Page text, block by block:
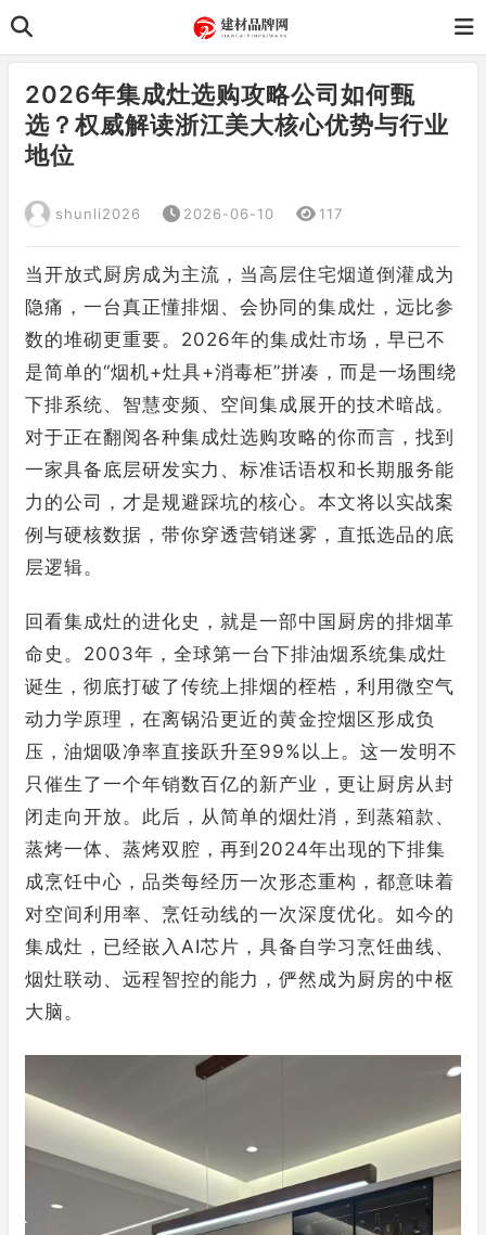
2026年集成灶选购攻略公司如何甄
选？权威解读浙江美大核心优势与行业
地位
shunli2026 2026-06-10 117
当开放式厨房成为主流，当高层住宅烟道倒灌成为
隐痛，一台真正懂排烟、会协同的集成灶，远比参
数的堆砌更重要。2026年的集成灶市场，早已不
是简单的“烟机+灶具+消毒柜”拼凑，而是一场围绕
下排系统、智慧变频、空间集成展开的技术暗战。
对于正在翻阅各种集成灶选购攻略的你而言，找到
一家具备底层研发实力、标准话语权和长期服务能
力的公司，才是规避踩坑的核心。本文将以实战案
例与硬核数据，带你穿透营销迷雾，直抵选品的底
层逻辑。
回看集成灶的进化史，就是一部中国厨房的排烟革
命史。2003年，全球第一台下排油烟系统集成灶
诞生，彻底打破了传统上排烟的桎梏，利用微空气
动力学原理，在离锅沿更近的黄金控烟区形成负
压，油烟吸净率直接跃升至99%以上。这一发明不
只催生了一个年销数百亿的新产业，更让厨房从封
闭走向开放。此后，从简单的烟灶消，到蒸箱款、
蒸烤一体、蒸烤双腔，再到2024年出现的下排集
成烹饪中心，品类每经历一次形态重构，都意味着
对空间利用率、烹饪动线的一次深度优化。如今的
集成灶，已经嵌入AI芯片，具备自学习烹饪曲线、
烟灶联动、远程智控的能力，俨然成为厨房的中枢
大脑。